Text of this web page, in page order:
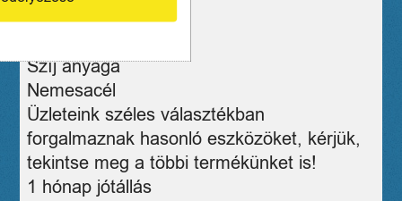
Üveg
Szíj anyaga
Nemesacél
Üzleteink széles választékban
forgalmaznak hasonló eszközöket, kérjük,
tekintse meg a többi termékünket is!
1 hónap jótállás